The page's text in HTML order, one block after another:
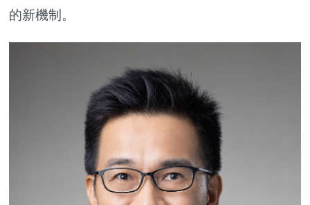
的新機制。